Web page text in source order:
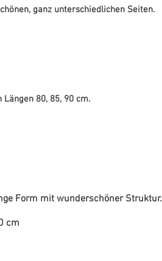
ganz unterschiedlichen Seiten.
80, 85, 90 cm.
Form mit wunderschöner Struktur.
cm